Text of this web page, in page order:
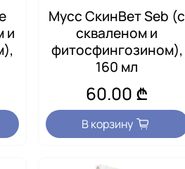
и
Мусс СкинВет Seb (с
скваленом и
фитосфингозином),
160 мл
60.00 ₾
В корзину